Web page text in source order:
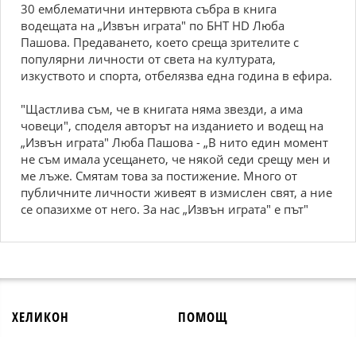
30 емблематични интервюта събра в книга
водещата на „Извън играта" по БНТ HD Люба
Пашова. Предаването, което среща зрителите с
популярни личности от света на културата,
изкуството и спорта, отбелязва една година в ефира.
"Щастлива съм, че в книгата няма звезди, а има
човеци", споделя авторът на изданието и водещ на
„Извън играта" Люба Пашова - „В нито един момент
не съм имала усещането, че някой седи срещу мен и
ме лъже. Смятам това за постижение. Много от
публичните личности живеят в измислен свят, а ние
се опазихме от него. За нас „Извън играта" е път"
ХЕЛИКОН ПОМОЩ